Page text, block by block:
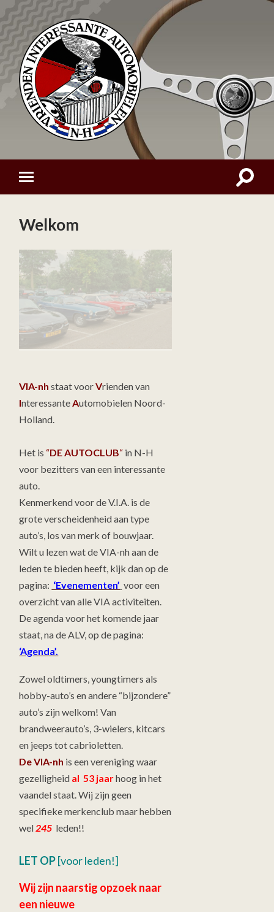
Welkom
VIA-nh staat voorVrienden van
InteressanteAutomobielen Noord-
Holland.
Het is “DE AUTOCLUB“ in N-H
voor bezitters van een interessante
auto.
Kenmerkend voor de V.I.A. is de
grote verscheidenheid aan type
auto’s, los van merk of bouwjaar.
Wilt u lezen wat de VIA-nh aan de
leden te bieden heeft, kijk dan op de
pagina: ‘Evenementen’ voor een
overzicht van alle VIA activiteiten.
De agenda voor het komende jaar
staat, na de ALV, op de pagina:
‘Agenda’.
Zowel oldtimers, youngtimers als
hobby-auto’s en andere “bijzondere”
auto’s zijn welkom! Van
brandweerauto’s, 3-wielers, kitcars
en jeeps tot cabrioletten.
De VIA-nh is een vereniging waar
gezelligheid al 53 jaarhoog in het
vaandel staat. Wij zijn geen
specifieke merkenclub maar hebben
wel245 leden!!
LET OP[voor leden!]
Wij zijn naarstig opzoek naar
een nieuwe